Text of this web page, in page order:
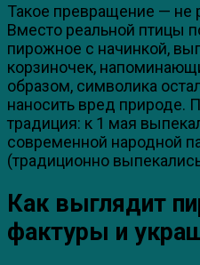
Такое превращение — не
Вместо реальной птицы
пирожное с начинкой,
корзиночек,
образом, символика
наносить вред природе.
традиция: к 1 мая
современной народной
(традиционно
Как выглядит
фактуры и